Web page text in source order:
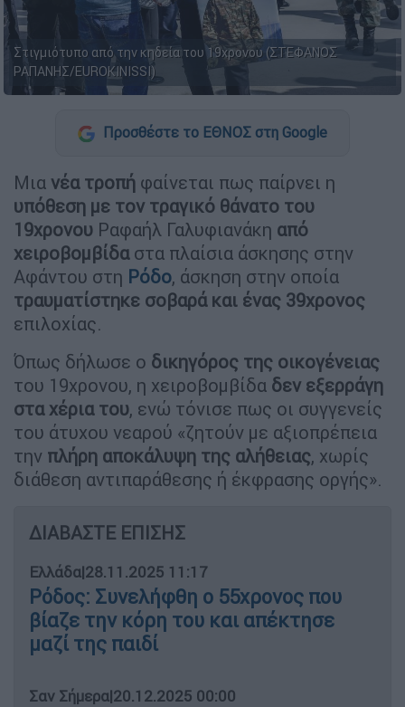
Στιγμιότυπο από την κηδεία του 19χρονου (ΣΤΕΦΑΝΟΣ
ΡΑΠΑΝΗΣ/EUROKINISSI)
Προσθέστε το ΕΘΝΟΣ στη Google
Μια νέα τροπή φαίνεται πως παίρνει η
υπόθεση με τον τραγικό θάνατο του
19χρονου Ραφαήλ Γαλυφιανάκη από
χειροβομβίδαστα πλαίσια άσκησης στην
Αφάντου στη Ρόδο, άσκηση στην οποία
τραυματίστηκε σοβαρά και ένας 39χρονος
επιλοχίας.
Όπως δήλωσε ο δικηγόρος της οικογένειας
του 19χρονου, η χειροβομβίδα δεν εξερράγη
στα χέρια του, ενώ τόνισε πως οι συγγενείς
του άτυχου νεαρού «ζητούν με αξιοπρέπεια
την πλήρη αποκάλυψη της αλήθειας, χωρίς
διάθεση αντιπαράθεσης ή έκφρασης οργής».
ΔΙΑΒΑΣΤΕ ΕΠΙΣΗΣ
Ελλάδα|28.11.2025 11:17
Ρόδος: Συνελήφθη ο 55χρονος που
βίαζε την κόρη του και απέκτησε
μαζί της παιδί
Σαν Σήμερα|20.12.2025 00:00